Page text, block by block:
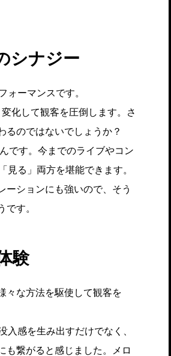
シナジー
ォーマンスです。
化して観客を圧倒します。さ
るのではないでしょうか？
です。今までのライブやコン
る」両方を堪能できます。
ーションにも強いので、そう
す。
験
な方法を駆使して観客を
感を生み出すだけでなく、
も繋がると感じました。メロ